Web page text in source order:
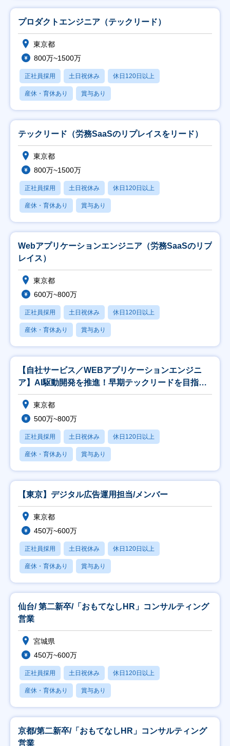
プロダクトエンジニア（テックリード）
東京都
800万~1500万
正社員採用 土日祝休み 休日120日以上
産休・育休あり 賞与あり
テックリード（労務SaaSのリプレイスをリード）
東京都
800万~1500万
正社員採用 土日祝休み 休日120日以上
産休・育休あり 賞与あり
Webアプリケーションエンジニア（労務SaaSのリプ
レイス）
東京都
600万~800万
正社員採用 土日祝休み 休日120日以上
産休・育休あり 賞与あり
【自社サービス／WEBアプリケーションエンジニ
ア】AI駆動開発を推進！早期テックリードを目指せ
ます！
東京都
500万~800万
正社員採用 土日祝休み 休日120日以上
産休・育休あり 賞与あり
【東京】デジタル広告運用担当/メンバー
東京都
450万~600万
正社員採用 土日祝休み 休日120日以上
産休・育休あり 賞与あり
仙台/ 第二新卒/「おもてなしHR」コンサルティング
営業
宮城県
450万~600万
正社員採用 土日祝休み 休日120日以上
産休・育休あり 賞与あり
京都/第二新卒/「おもてなしHR」コンサルティング
営業